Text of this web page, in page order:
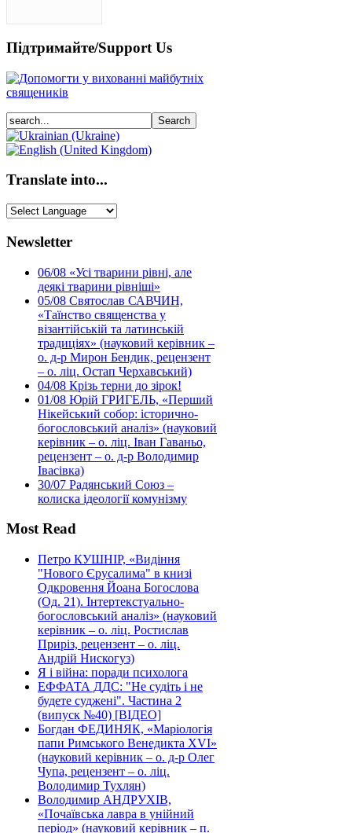
Підтримайте/Support Us
Translate into...
Newsletter
06/08 «Усі тварини рівні, але
деякі тварини рівніші»
05/08 Святослав САВЧИН,
«Таїнство священства у
візантійській та латинській
традиціях» (науковий керівник –
о. д-р Мирон Бендик, рецензент
– о. ліц. Остап Черхавський)
04/08 Крізь терни до зірок!
01/08 Юрій ГРИГЕЛЬ, «Перший
Нікейський собор: історично-
богословський аналіз» (науковий
керівник – о. ліц. Іван Гаваньо,
рецензент – о. д-р Володимир
Івасівка)
30/07 Радянський Союз –
колиска ідеології комунізму
Most Read
Петро КУШНІР, «Видіння
"Нового Єрусалима" в книзі
Одкровення Йоана Богослова
(Од. 21). Інтертекстуально-
богословський аналіз» (науковий
керівник – о. ліц. Ростислав
Приріз, рецензент – о. ліц.
Андрій Нискогуз)
Я і війна: поради психолога
ЕФФАТА ДДС: "Не судіть і не
будете суджені". Частина 2
(випуск №40) [ВІДЕО]
Богдан ФЕДИНЯК, «Маріологія
папи Римського Венедикта XVI»
(науковий керівник – о. д-р Олег
Чупа, рецензент – о. ліц.
Володимир Тухлян)
Володимир АНДРУХІВ,
«Почаївська лавра в унійний
період» (науковий керівник – п.